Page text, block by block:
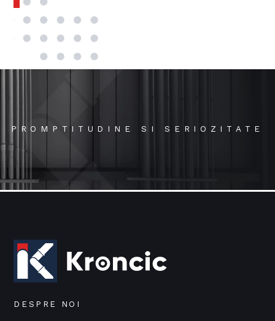
PROMPTITUDINE SI SERIOZITATE
DESPRE NOI